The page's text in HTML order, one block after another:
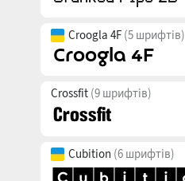
Croogla 4F (5 шрифтів)
Crossfit (9 шрифтів)
Cubition (6 шрифтів)